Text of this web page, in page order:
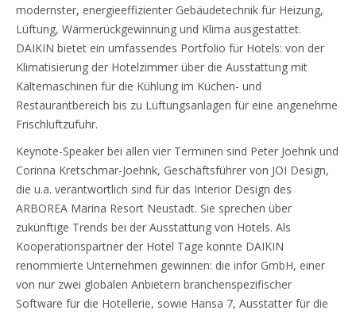
modernster, energieeffizienter Gebäudetechnik für Heizung,
Lüftung, Wärmerückgewinnung und Klima ausgestattet.
DAIKIN bietet ein umfassendes Portfolio für Hotels: von der
Klimatisierung der Hotelzimmer über die Ausstattung mit
Kältemaschinen für die Kühlung im Küchen- und
Restaurantbereich bis zu Lüftungsanlagen für eine angenehme
Frischluftzufuhr.
Keynote-Speaker bei allen vier Terminen sind Peter Joehnk und
Corinna Kretschmar-Joehnk, Geschäftsführer von JOI Design,
die u.a. verantwortlich sind für das Interior Design des
ARBOREA Marina Resort Neustadt. Sie sprechen über
zukünftige Trends bei der Ausstattung von Hotels. Als
Kooperationspartner der Hotel Tage konnte DAIKIN
renommierte Unternehmen gewinnen: die infor GmbH, einer
von nur zwei globalen Anbietern branchenspezifischer
Software für die Hotellerie, sowie Hansa 7, Ausstatter für die